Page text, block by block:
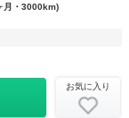
月・3000km)
お気に入り